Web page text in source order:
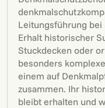
Leitungsführung bei
Erhalt historischer
Stuckdecken oder
besonders
einem auf
zusammen. Ihr
bleibt erhalten und